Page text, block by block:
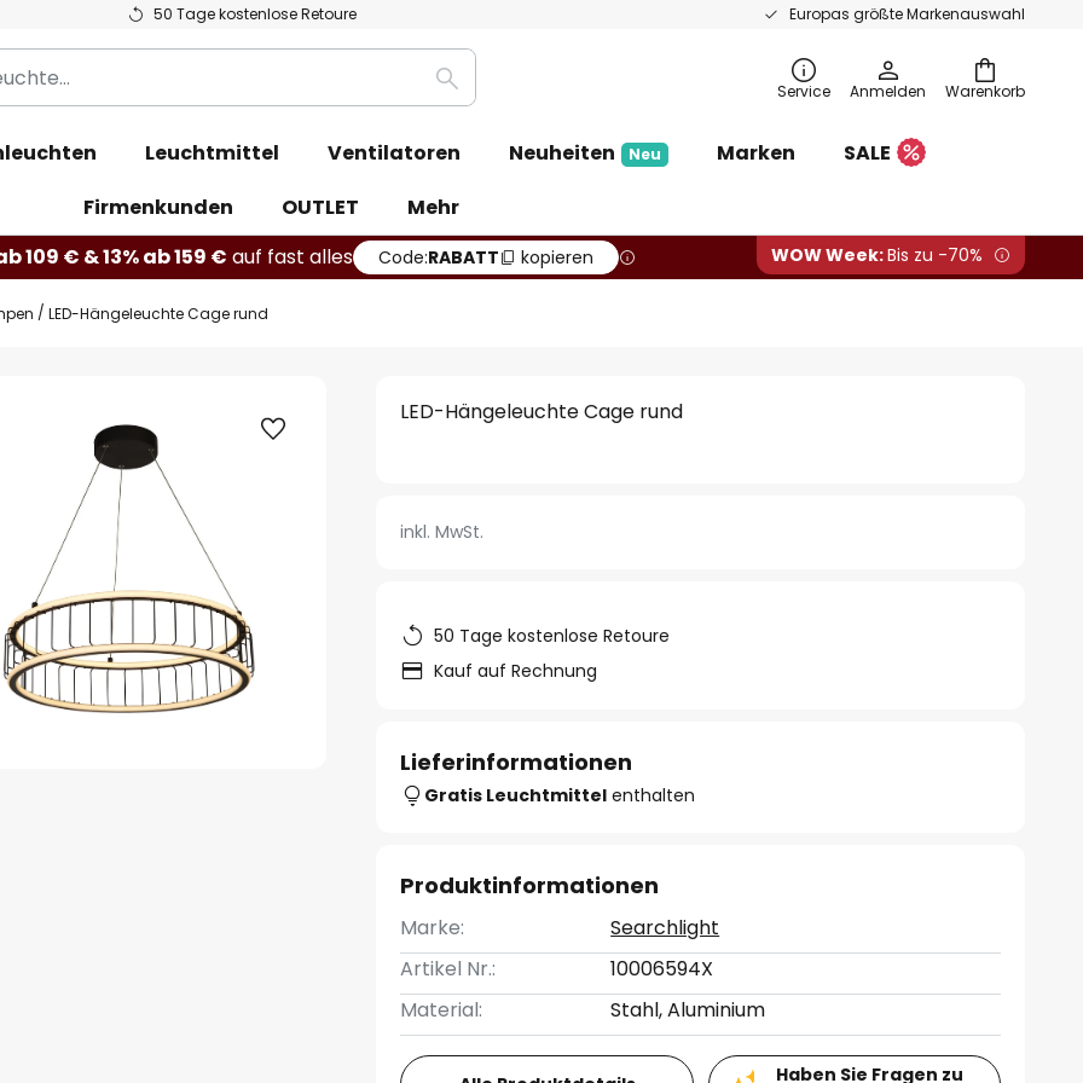
50 Tage kostenlose Retoure Europas größte Markenauswahl
Warenkorb
Suche Service Anmelden
Leuchtmittel Ventilatoren Neuheiten Neu Marken
SALE
Firmenkunden
OUTLET
Mehr
109 € & 13% ab 159 € auf fast alles Code:RABATT kopieren WOW Week:Bis zu -70%
LED-Hängeleuchte Cage rund
LED-Hängeleuchte Cage rund
inkl. MwSt.
50 Tage kostenlose Retoure
Kauf auf Rechnung
Lieferinformationen
Gratis Leuchtmittel enthalten
Produktinformationen
Marke:
Searchlight
Artikel Nr.:
10006594X
Material:
Stahl, Aluminium
Haben Sie Fragen zu